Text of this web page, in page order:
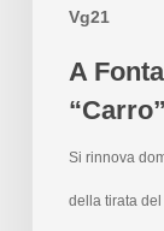
Vg21
A
“Carro”
Si rinnova
della tirata